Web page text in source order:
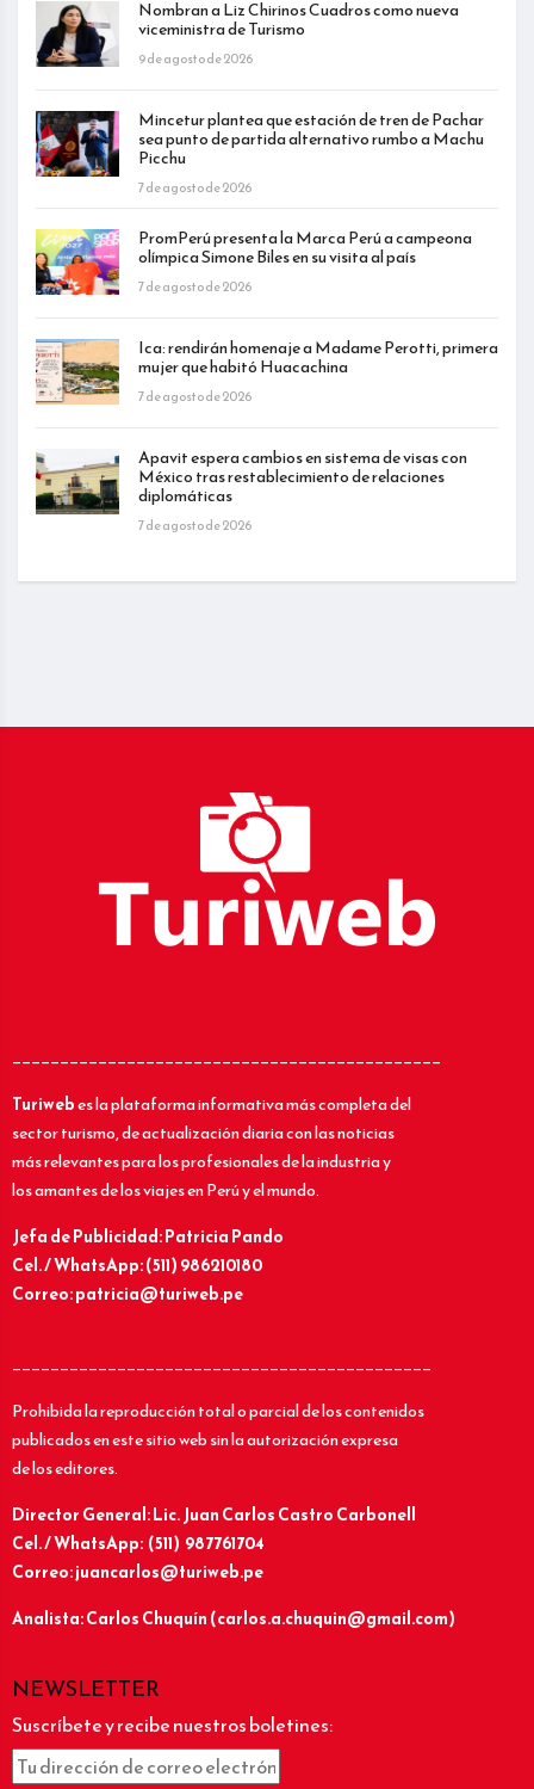
Nombran a Liz Chirinos Cuadros como nueva
viceministra de Turismo
9 de agosto de 2026
Mincetur plantea que estación de tren de Pachar
sea punto de partida alternativo rumbo a Machu
Picchu
7 de agosto de 2026
PromPerú presenta la Marca Perú a campeona
olímpica Simone Biles en su visita al país
7 de agosto de 2026
Ica: rendirán homenaje a Madame Perotti, primera
mujer que habitó Huacachina
7 de agosto de 2026
Apavit espera cambios en sistema de visas con
México tras restablecimiento de relaciones
diplomáticas
7 de agosto de 2026
_____________________________________________
Turiwebes la plataforma informativa más completa del
sector turismo, de actualización diaria con las noticias
más relevantes para los profesionales de la industria y
los amantes de los viajes en Perú y el mundo.
Jefa de Publicidad: Patricia Pando
Cel. / WhatsApp: (511) 986210180
Correo: patricia@turiweb.pe
____________________________________________
Prohibida la reproducción total o parcial de los contenidos
publicados en este sitio web sin la autorización expresa
de los editores.
Director General: Lic.Juan Carlos Castro Carbonell
Cel. / WhatsApp: (511) 987761704
Correo: juancarlos@turiweb.pe
Analista: Carlos Chuquín (carlos.a.chuquin@gmail.com)
NEWSLETTER
Suscríbete y recibe nuestros boletines: